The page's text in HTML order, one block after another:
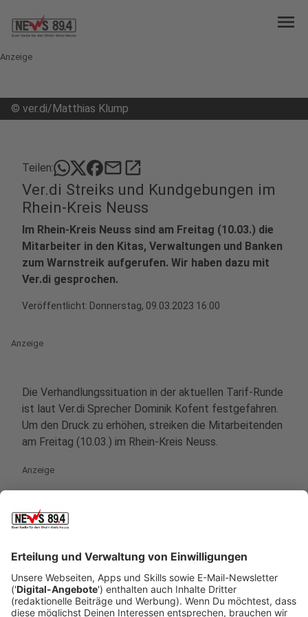
menu
Anzeige
© ver.di/Matthias Klump
Teilen: mailopen_in_new
Ver.di Streiks und Kundgebungen im
Rhein-Kreis Neuss
Im Rhein-Kreis Neuss sind am Freitag (10.03.) die
Mitarbeiter in den Kitas, Verwaltungen und Banken
zum Warnstreik aufgerufen. Wir haben dazu mit
Ver.di gesprochen.
Veröffentlicht: Donnerstag, 09.03.2023 16:00
Anzeige
Die Verhandlungssituation in der aktuellen Tarif-Runde
ist laut Ver.di Sprecher Dominik Kofent festgefahren.
Um den Druck zu erhöhen, streiken die Mitarbeitenden
am Freitag (10.03.) im Rhein-Kreis Neuss.
Anzeige